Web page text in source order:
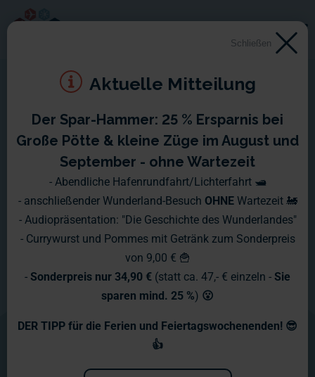
Wochenberichte 2018
Schließen
Aktuelle Mitteilung
Der Spar-Hammer: 25 % Ersparnis bei
Große Pötte & kleine Züge im August und
September - ohne Wartezeit
- Abendliche Hafenrundfahrt/Lichterfahrt 🛥️
- anschließender Wunderland-Besuch OHNE Wartezeit 🚂
- Audiopräsentation: "Die Geschichte des Wunderlandes"
- Currywurst und Pommes mit Getränk zum Sonderpreis
von 9,00 € 🍟
- Sonderpreis nur 34,90 € (statt ca. 47,- € einzeln - Sie
sparen mind. 25 %) 😮
DER TIPP für die Ferien und Feiertagswochenenden! 😎
👍